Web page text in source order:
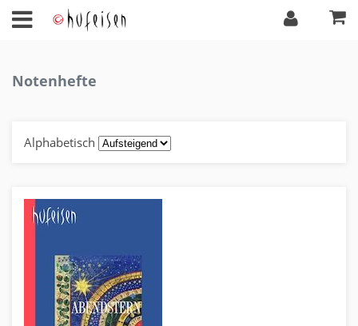
Notenhefte
Alphabetisch